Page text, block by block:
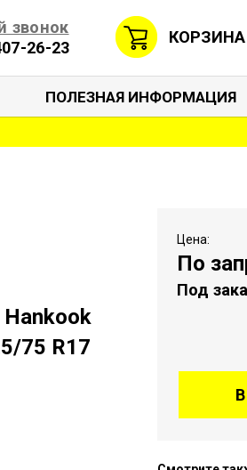
звонок
26-23
КОРЗИНА
ПОЛЕЗНАЯ ИНФОРМАЦИЯ
75 R17
Цена:
По
Под